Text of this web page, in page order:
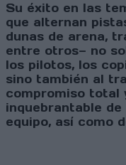
Su éxito en las
que alternan
dunas de arena,
entre otros— no
los pilotos, los
sino también al
compromiso total
inquebrantable
equipo, así como